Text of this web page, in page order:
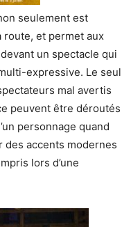
seulement est
et permet aux
un spectacle qui
expressive. Le seul
mal avertis
peuvent être déroutés
personnage quand
des accents modernes
lors d’une